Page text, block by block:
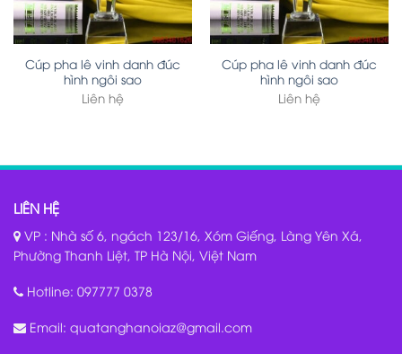
Cúp pha lê vinh danh đúc
hình ngôi sao
Liên hệ
Cúp pha lê vinh danh đúc
hình ngôi sao
Liên hệ
LIÊN HỆ
VP : Nhà số 6, ngách 123/16, Xóm Giếng, Làng Yên Xá,
Phường Thanh Liệt, TP Hà Nội, Việt Nam
Hotline: 097777 0378
Email: quatanghanoiaz@gmail.com